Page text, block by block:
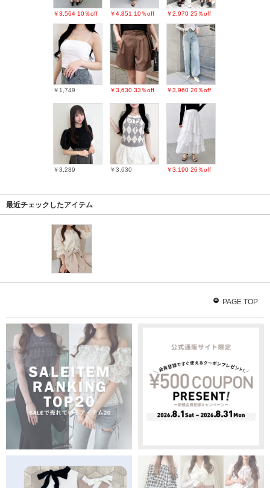
￥3,564 10％off ￥4,851 10％off ￥2,970 25％off
￥1,749 ￥3,630 33％off ￥3,960 20％off
￥3,289 ￥3,630 ￥3,190 26％off
最近チェックしたアイテム
PAGE TOP